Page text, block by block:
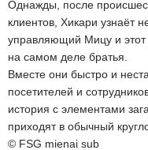
Однажды, после
клиентов, Хикари узнаёт
управляющий Мицу и
на самом деле братья.
Вместе они быстро и
посетителей и
история с элементами
приходят в обычный
© FSG mienai sub